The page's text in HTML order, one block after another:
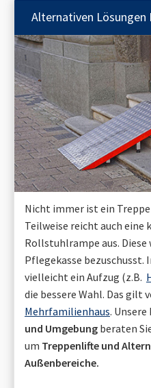
Alternativen Lösungen
Nicht immer ist ein
Teilweise reicht auch eine
Rollstuhlrampe aus.
Pflegekasse bezuschusst.
vielleicht ein Aufzug (z.B.
die bessere Wahl. Das gilt
Mehrfamilienhaus.
und Umgebung beraten
um Treppenlifte und
Außenbereiche.